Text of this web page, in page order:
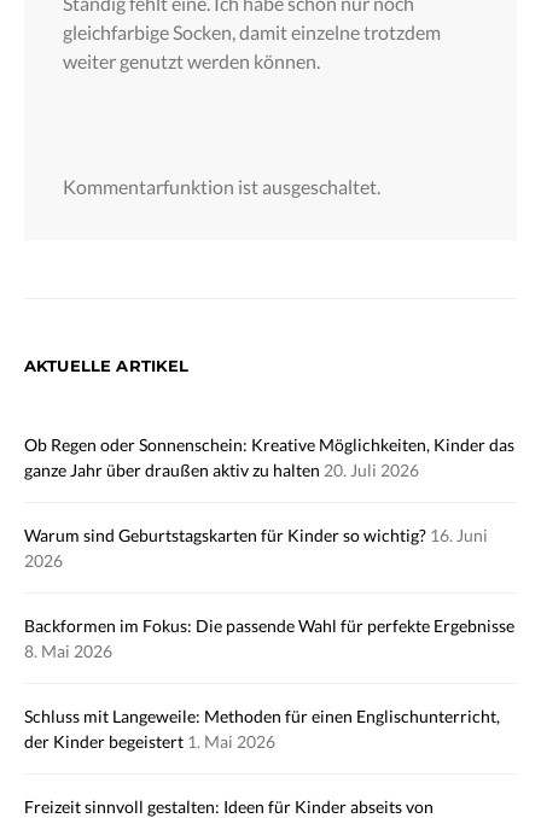
gleichfarbige Socken, damit einzelne trotzdem
weiter genutzt werden können.
Kommentarfunktion ist ausgeschaltet.
AKTUELLE ARTIKEL
Ob Regen oder Sonnenschein: Kreative Möglichkeiten, Kinder das
ganze Jahr über draußen aktiv zu halten 20. Juli 2026
Warum sind Geburtstagskarten für Kinder so wichtig? 16. Juni
2026
Backformen im Fokus: Die passende Wahl für perfekte Ergebnisse
8. Mai 2026
Schluss mit Langeweile: Methoden für einen Englischunterricht,
der Kinder begeistert 1. Mai 2026
Freizeit sinnvoll gestalten: Ideen für Kinder abseits von